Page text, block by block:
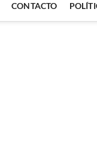
CONTACTO